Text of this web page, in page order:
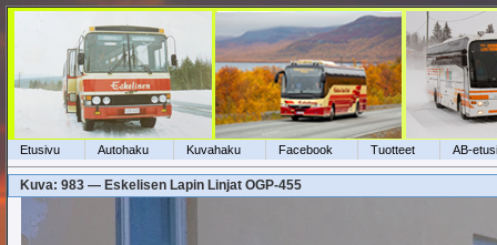
Etusivu Autohaku Kuvahaku Facebook Tuotteet AB-
Kuva: 983 — Eskelisen Lapin Linjat OGP-455